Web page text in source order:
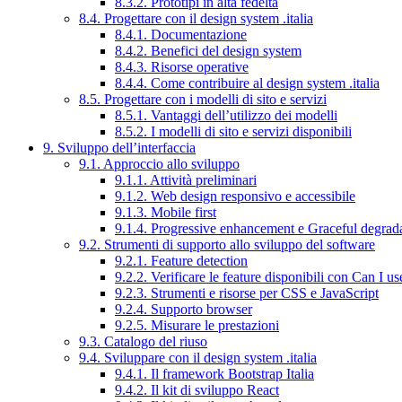
8.4. Progettare con il design system .italia
8.4.1. Documentazione
8.4.2. Benefici del design system
8.4.3. Risorse operative
8.4.4. Come contribuire al design system .italia
8.5. Progettare con i modelli di sito e servizi
8.5.1. Vantaggi dell’utilizzo dei modelli
8.5.2. I modelli di sito e servizi disponibili
9. Sviluppo dell’interfaccia
9.1. Approccio allo sviluppo
9.1.1. Attività preliminari
9.1.2. Web design responsivo e accessibile
9.1.3. Mobile first
9.1.4. Progressive enhancement e Graceful
9.2. Strumenti di supporto allo sviluppo del software
9.2.1. Feature detection
9.2.2. Verificare le feature disponibili con Can I
9.2.3. Strumenti e risorse per CSS e JavaScript
9.2.4. Supporto browser
9.2.5. Misurare le prestazioni
9.3. Catalogo del riuso
9.4. Sviluppare con il design system .italia
9.4.1. Il framework Bootstrap Italia
9.4.2. Il kit di sviluppo React